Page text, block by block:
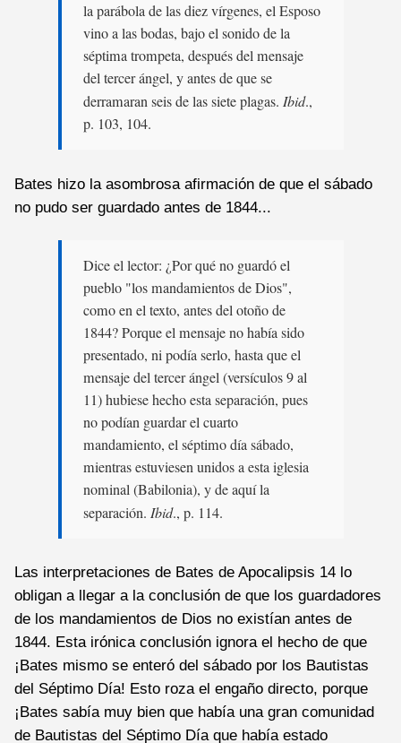
la parábola de las diez vírgenes, el Esposo
vino a las bodas, bajo el sonido de la
séptima trompeta, después del mensaje
del tercer ángel, y antes de que se
derramaran seis de las siete plagas. Ibid.,
p. 103, 104.
Bates hizo la asombrosa afirmación de que el sábado
no pudo ser guardado antes de 1844...
Dice el lector: ¿Por qué no guardó el
pueblo "los mandamientos de Dios",
como en el texto, antes del otoño de
1844? Porque el mensaje no había sido
presentado, ni podía serlo, hasta que el
mensaje del tercer ángel (versículos 9 al
11) hubiese hecho esta separación, pues
no podían guardar el cuarto
mandamiento, el séptimo día sábado,
mientras estuviesen unidos a esta iglesia
nominal (Babilonia), y de aquí la
separación. Ibid., p. 114.
Las interpretaciones de Bates de Apocalipsis 14 lo
obligan a llegar a la conclusión de que los guardadores
de los mandamientos de Dios no existían antes de
1844. Esta irónica conclusión ignora el hecho de que
¡Bates mismo se enteró del sábado por los Bautistas
del Séptimo Día! Esto roza el engaño directo, porque
¡Bates sabía muy bien que había una gran comunidad
de Bautistas del Séptimo Día que había estado